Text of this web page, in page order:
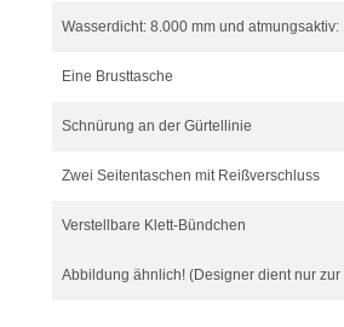
Wasserdicht: 8.000 mm und atmungsaktiv:
Eine Brusttasche
Schnürung an der Gürtellinie
Zwei Seitentaschen mit Reißverschluss
Verstellbare Klett-Bündchen
Abbildung ähnlich! (Designer dient nur zur